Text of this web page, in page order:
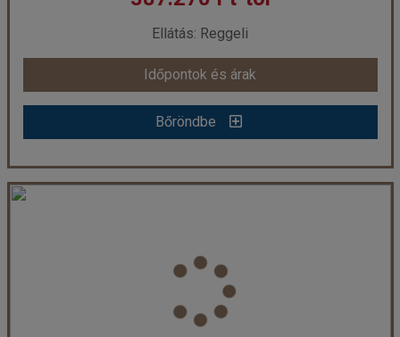
már 355.825 Ft-tól
Időpontok és árak
Bőröndbe
Ellátás: Reggeli
Időpontok és árak
Bőröndbe
Maldív-szigetek - Furaveri Island Resort & Spa ***** - Raa Atoll (Egyéni) *****
Város: Furaveri
Utazás módja:
Egyénileg
Reggeli
Szálláskategória: Hotel *****
Garden Villa, 2 felnőtt